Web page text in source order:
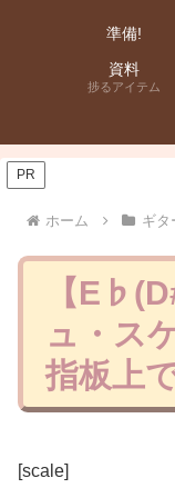
準備!
資料
捗るアイテム
PR
ホーム ギタ
【
ュ・ス
指板上
[scale]